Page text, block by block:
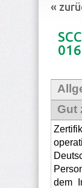
«
016
Gut
dem